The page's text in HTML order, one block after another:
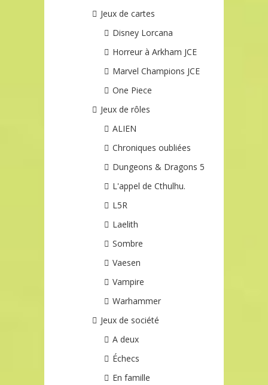
Jeux de cartes
Disney Lorcana
Horreur à Arkham JCE
Marvel Champions JCE
One Piece
Jeux de rôles
ALIEN
Chroniques oubliées
Dungeons & Dragons 5
L'appel de Cthulhu.
L5R
Laelith
Sombre
Vaesen
Vampire
Warhammer
Jeux de société
A deux
Échecs
En famille